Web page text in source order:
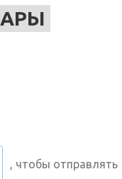
, чтобы отправлять